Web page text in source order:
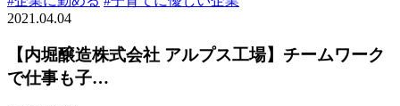
2021.04.04
【内堀醸造株式会社 アルプス工場】チームワーク
で仕事も子…